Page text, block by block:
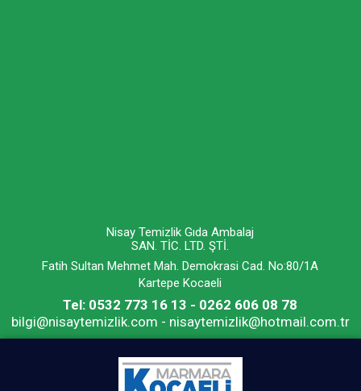
Nisay Temizlik Gıda Ambalaj
SAN. TİC. LTD. ŞTİ.
Fatih Sultan Mehmet Mah. Demokrasi Cad. No:80/1A
Kartepe Kocaeli
Tel: 0532 773 16 13 - 0262 606 08 78
bilgi@nisaytemizlik.com - nisaytemizlik@hotmail.com.tr